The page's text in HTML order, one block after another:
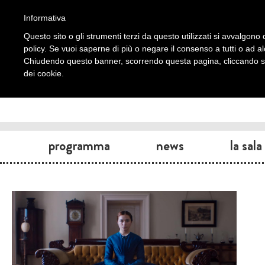
programma news la sala
Informativa
Questo sito o gli strumenti terzi da questo utilizzati si
policy. Se vuoi saperne di più o negare il consenso a tutti o ad
Chiudendo questo banner, scorrendo questa pagina, cliccando
dei cookie.